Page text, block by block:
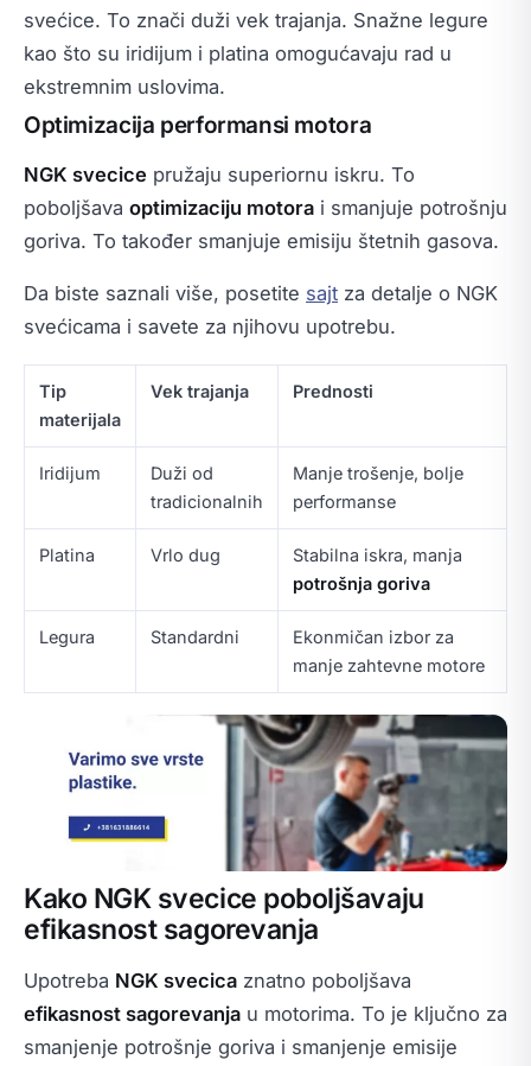
svećice. To znači duži vek trajanja. Snažne legure
kao što su iridijum i platina omogućavaju rad u
ekstremnim uslovima.
Optimizacija performansi motora
NGK svecice pružaju superiornu iskru. To
poboljšava optimizaciju motora i smanjuje potrošnju
goriva. To također smanjuje emisiju štetnih gasova.
Da biste saznali više, posetite sajt za detalje o NGK
svećicama i savete za njihovu upotrebu.
Tip
materijala
Vek trajanja Prednosti
Iridijum
Duži od
tradicionalnih
Manje trošenje, bolje
performanse
Platina Vrlo dug
Stabilna iskra, manja
potrošnja goriva
Legura Standardni
Ekonmičan izbor za
manje zahtevne motore
Kako NGK svecice poboljšavaju
efikasnost sagorevanja
Upotreba NGK svecica znatno poboljšava
efikasnost sagorevanja u motorima. To je ključno za
smanjenje potrošnje goriva i smanjenje emisije